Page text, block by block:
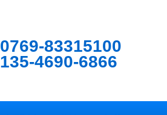
0769-83315100
135-4690-6866